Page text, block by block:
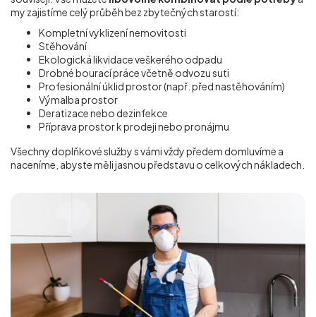
my zajistíme celý průběh bez zbytečných starostí:
Kompletní vyklizení nemovitosti
Stěhování
Ekologická likvidace veškerého odpadu
Drobné bourací práce včetně odvozu suti
Profesionální úklid prostor (např. před nastěhováním)
Výmalba prostor
Deratizace nebo dezinfekce
Příprava prostor k prodeji nebo pronájmu
Všechny doplňkové služby s vámi vždy předem domluvíme a
naceníme, abyste měli jasnou představu o celkových nákladech.